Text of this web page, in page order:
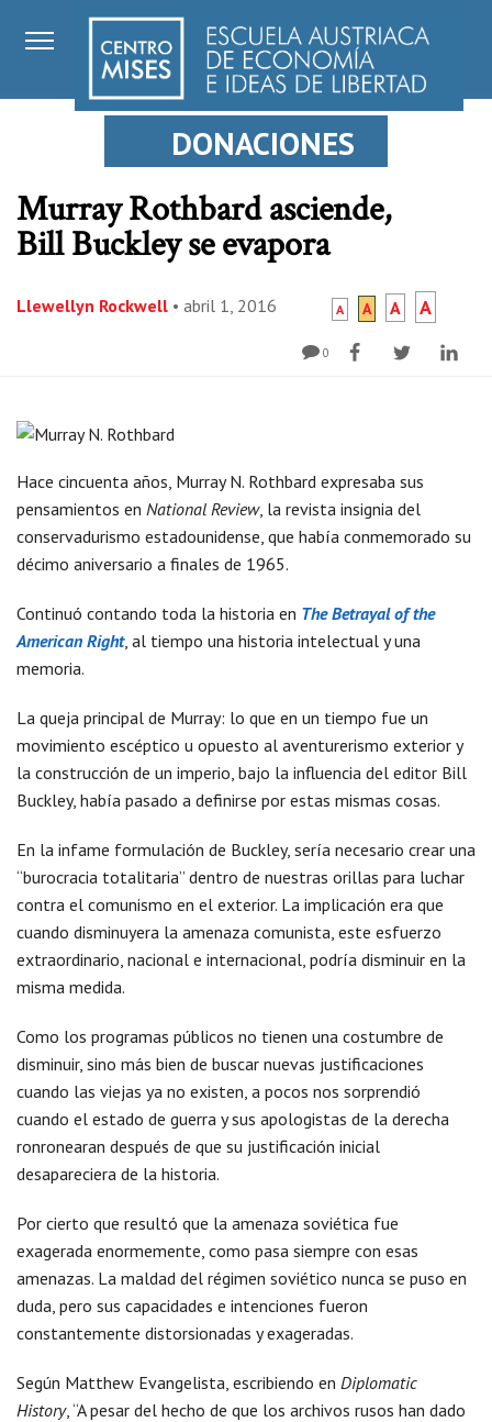
DONACIONES
Murray Rothbard asciende,
Bill Buckley se evapora
Llewellyn Rockwell • abril 1, 2016 A A A A
0
Hace cincuenta años, Murray N. Rothbard expresaba sus
pensamientos en National Review, la revista insignia del
conservadurismo estadounidense, que había conmemorado su
décimo aniversario a finales de 1965.
Continuó contando toda la historia en The Betrayal of the
American Right, al tiempo una historia intelectual y una
memoria.
La queja principal de Murray: lo que en un tiempo fue un
movimiento escéptico u opuesto al aventurerismo exterior y
la construcción de un imperio, bajo la influencia del editor Bill
Buckley, había pasado a definirse por estas mismas cosas.
En la infame formulación de Buckley, sería necesario crear una
“burocracia totalitaria” dentro de nuestras orillas para luchar
contra el comunismo en el exterior. La implicación era que
cuando disminuyera la amenaza comunista, este esfuerzo
extraordinario, nacional e internacional, podría disminuir en la
misma medida.
Como los programas públicos no tienen una costumbre de
disminuir, sino más bien de buscar nuevas justificaciones
cuando las viejas ya no existen, a pocos nos sorprendió
cuando el estado de guerra y sus apologistas de la derecha
ronronearan después de que su justificación inicial
desapareciera de la historia.
Por cierto que resultó que la amenaza soviética fue
exagerada enormemente, como pasa siempre con esas
amenazas. La maldad del régimen soviético nunca se puso en
duda, pero sus capacidades e intenciones fueron
constantemente distorsionadas y exageradas.
Según Matthew Evangelista, escribiendo en Diplomatic
History, “A pesar del hecho de que los archivos rusos han dado